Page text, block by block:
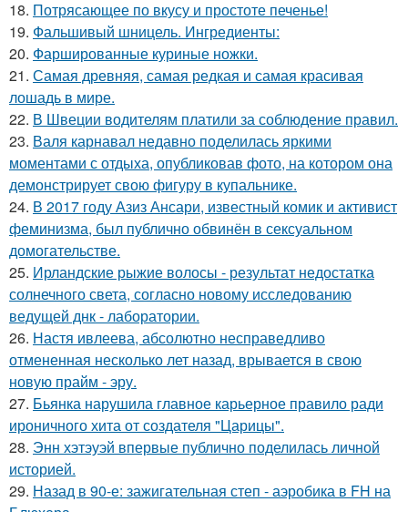
18. Потрясающее по вкусу и простоте печенье!
19. Фальшивый шницель. Ингредиенты:
20. Фаршированные куриные ножки.
21. Самая древняя, самая редкая и самая красивая
лошадь в мире.
22. В Швеции водителям платили за соблюдение правил.
23. Валя карнавал недавно поделилась яркими
моментами с отдыха, опубликовав фото, на котором она
демонстрирует свою фигуру в купальнике.
24. В 2017 году Азиз Ансари, известный комик и активист
феминизма, был публично обвинён в сексуальном
домогательстве.
25. Ирландские рыжие волосы - результат недостатка
солнечного света, согласно новому исследованию
ведущей днк - лаборатории.
26. Настя ивлеева, абсолютно несправедливо
отмененная несколько лет назад, врывается в свою
новую прайм - эру.
27. Бьянка нарушила главное карьерное правило ради
ироничного хита от создателя "Царицы".
28. Энн хэтэуэй впервые публично поделилась личной
историей.
29. Назад в 90-е: зажигательная степ - аэробика в FH на